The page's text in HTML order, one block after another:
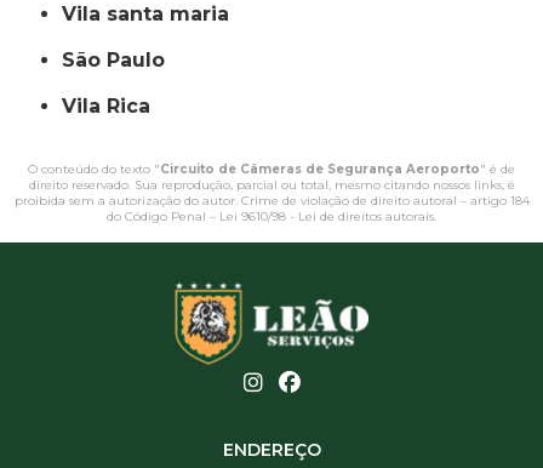
vila santa maria
São Paulo
Vila Rica
O conteúdo do texto "Circuito de Câmeras de Segurança Aeroporto" é de
direito reservado. Sua reprodução, parcial ou total, mesmo citando nossos links, é
proibida sem a autorização do autor. Crime de violação de direito autoral – artigo 184
do Código Penal – Lei 9610/98 - Lei de direitos autorais.
ENDEREÇO